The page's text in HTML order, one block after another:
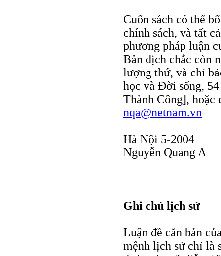
Cuốn sách có thể
chính sách, và tất
phương pháp luận
Bản dịch chắc còn
lượng thứ, và chỉ
học và Đời sống,
Thành Công], hoặc
nqa@netnam.vn
Hà Nội 5-2004
Nguyễn Quang A
Ghi chú lịch sử
Luận đề căn bản
mệnh lịch sử chỉ là